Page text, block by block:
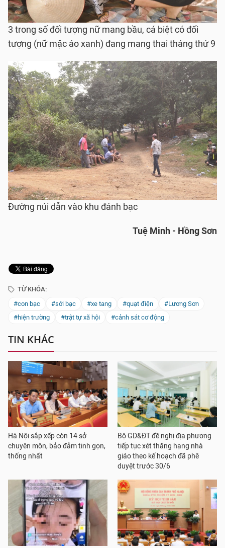
3 trong số đối tượng nữ mang bầu, cá biệt có đối
tượng (nữ mặc áo xanh) đang mang thai tháng thứ 9
Đường núi dẫn vào khu đánh bạc
Tuệ Minh - Hồng Sơn
TỪ KHÓA:
#con bạc
#sới bạc #xe tang #quạt điện
#Lương Sơn
#hiện trường
#trật tự xã hội #cảnh sát cơ động
TIN KHÁC
Hà Nội sắp xếp còn 14 sở
chuyên môn, bảo đảm tinh gọn,
thống nhất
Bộ GD&ĐT đề nghị địa phương
tiếp tục xét thăng hạng nhà
giáo theo kế hoạch đã phê
duyệt trước 30/6